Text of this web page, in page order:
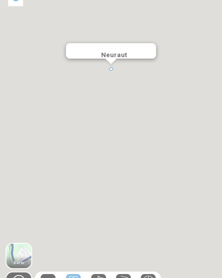
Neuraut